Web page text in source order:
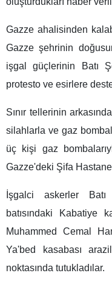
Gazze ahalisinden
Gazze şehrinin
işgal güçlerinin Batı
protesto ve esirlere
Sınır tellerinin
silahlarla ve gaz
üç kişi gaz
Gazze'deki Şifa
İşgalci askerler
batısındaki Kabatiye
Muhammed Cemal
Ya'bed kasabası
noktasında tutukladılar.